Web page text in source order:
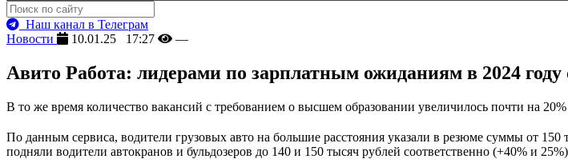
Наш канал в Телеграм
Новости
10.01.25 17:27 —
Авито Работа: лидерами по зарплатным ожиданиям в 2024
В то же время количество вакансий с требованием о высшем образовании увеличилось почти на 20%
По данным сервиса, водители грузовых авто на большие расстояния указали в резюме суммы от
подняли водители автокранов и бульдозеров до 140 и 150 тысяч рублей соответственно (+40% и